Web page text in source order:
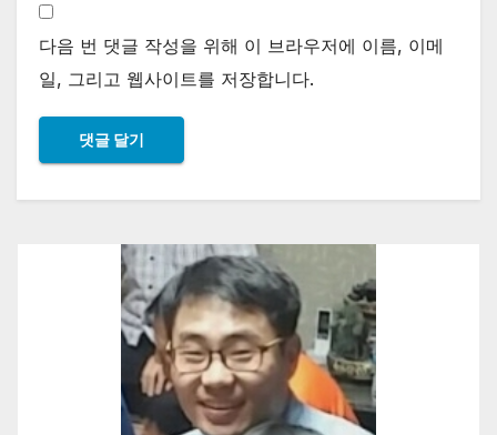
다음 번 댓글 작성을 위해 이 브라우저에 이름, 이메
일, 그리고 웹사이트를 저장합니다.